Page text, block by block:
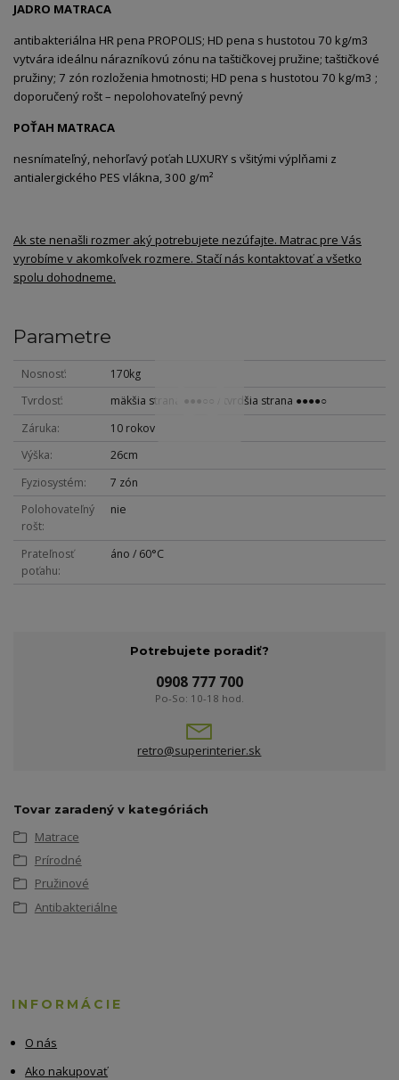
JADRO MATRACA
antibakteriálna HR pena PROPOLIS; HD pena s hustotou 70 kg/m3
vytvára ideálnu nárazníkovú zónu na taštičkovej pružine; taštičkové
pružiny; 7 zón rozloženia hmotnosti; HD pena s hustotou 70 kg/m3 ;
doporučený rošt – nepolohovateľný pevný
POŤAH MATRACA
nesnímateľný, nehorľavý poťah LUXURY s všitými výplňami z
antialergického PES vlákna, 300 g/m²
Ak ste nenašli rozmer aký potrebujete nezúfajte. Matrac pre Vás
vyrobíme v akomkoľvek rozmere. Stačí nás kontaktovať a všetko
spolu dohodneme.
Parametre
Nosnosť
170kg
Tvrdosť
mäkšia strana ●●●○○ / tvrdšia strana ●●●●○
Záruka
10 rokov
Výška
26cm
Fyziosystém
7 zón
Polohovateľný
rošt
nie
Prateľnosť
poťahu
áno / 60°C
Potrebujete poradiť?
0908 777 700
Po-So: 10-18 hod.
retro@superinterier.sk
Tovar zaradený v kategóriách
Matrace
Prírodné
Pružinové
Antibakteriálne
INFORMÁCIE
O nás
Ako nakupovať